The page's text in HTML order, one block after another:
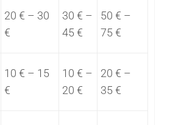
20 € – 30
€
30 € –
45 €
50 € –
75 €
10 € – 15
€
10 € –
20 €
20 € –
35 €